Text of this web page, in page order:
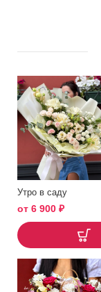
Утро в саду
от 6 900 ₽